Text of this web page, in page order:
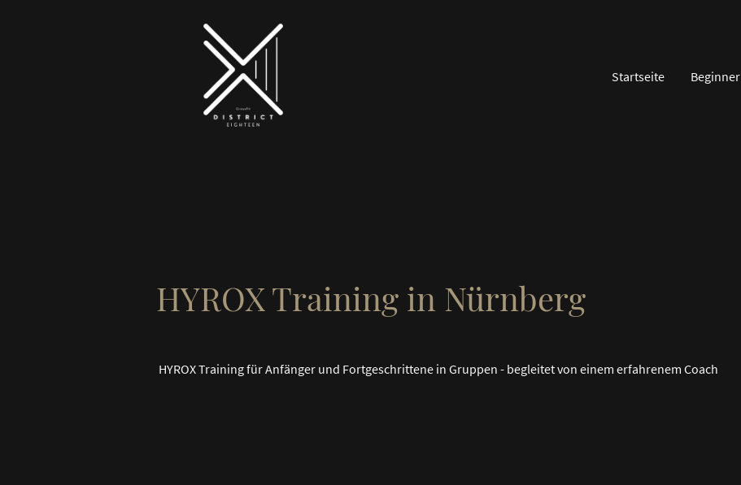
Startseite Beginner
HYROX Training in Nürnberg
HYROX Training für Anfänger und Fortgeschrittene in Gruppen - begleitet von einem erfahrenem Coach